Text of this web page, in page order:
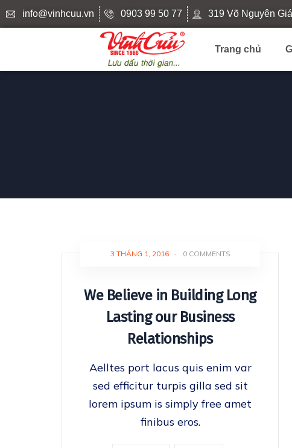
info@vinhcuu.vn 0903 99 50 77 319 Võ Nguyên
Trang chủ
3 THÁNG 1, 2016 - 0 COMMENTS
We Believe in Building Long
Lasting our Business
Relationships
Aelltes port lacus quis enim var
sed efficitur turpis gilla sed sit
lorem ipsum is simply free amet
finibus eros.